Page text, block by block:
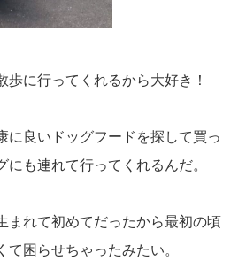
歩に行ってくれるから大好き！
に良いドッグフードを探して買っ
にも連れて行ってくれるんだ。
まれて初めてだったから最初の頃
て困らせちゃったみたい。